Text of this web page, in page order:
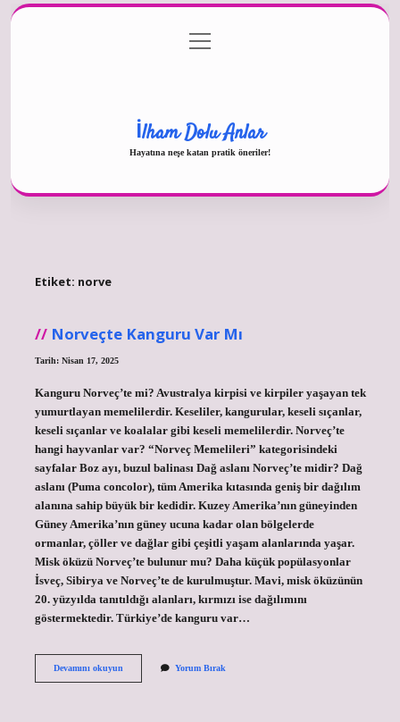
Gizlilik Politikası
menüyü
aç
İlham Dolu Anlar
Hayatına neşe katan pratik öneriler!
Etiket: norve
Norveçte Kanguru Var Mı
Tarih: Nisan 17, 2025
Kanguru Norveç’te mi? Avustralya kirpisi ve kirpiler yaşayan tek
yumurtlayan memelilerdir. Keseliler, kangurular, keseli sıçanlar,
keseli sıçanlar ve koalalar gibi keseli memelilerdir. Norveç’te
hangi hayvanlar var? “Norveç Memelileri” kategorisindeki
sayfalar Boz ayı, buzul balinası Dağ aslanı Norveç’te midir? Dağ
aslanı (Puma concolor), tüm Amerika kıtasında geniş bir dağılım
alanına sahip büyük bir kedidir. Kuzey Amerika’nın güneyinden
Güney Amerika’nın güney ucuna kadar olan bölgelerde
ormanlar, çöller ve dağlar gibi çeşitli yaşam alanlarında yaşar.
Misk öküzü Norveç’te bulunur mu? Daha küçük popülasyonlar
İsveç, Sibirya ve Norveç’te de kurulmuştur. Mavi, misk öküzünün
20. yüzyılda tanıtıldığı alanları, kırmızı ise dağılımını
göstermektedir. Türkiye’de kanguru var…
Devamını okuyunNorveçte
Yorum Bırak